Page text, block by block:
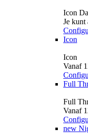
Icon
Je kunt
Icon
Icon
Vanaf
Full
Full
Vanaf
new